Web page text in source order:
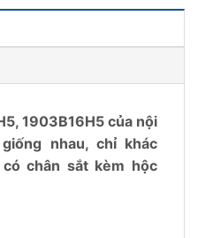
1903B16H5 của nội
nhau, chỉ khác
chân sắt kèm hộc